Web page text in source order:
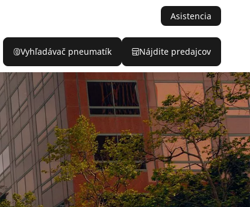
Asistencia
Vyhľadávač pneumatík Nájdite predajcov